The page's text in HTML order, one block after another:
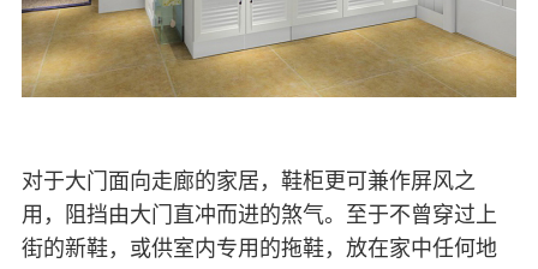
对于大门面向走廊的家居，鞋柜更可兼作屏风之
用，阻挡由大门直冲而进的煞气。至于不曾穿过上
街的新鞋，或供室内专用的拖鞋，放在家中任何地